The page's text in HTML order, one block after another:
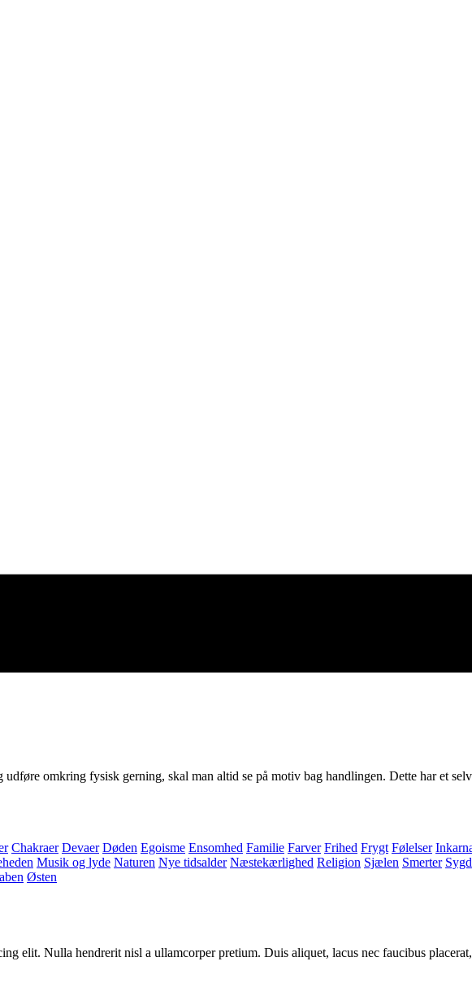
udføre omkring fysisk gerning, skal man altid se på motiv bag handlingen. Dette har et
Chakraer Devaer Døden Egoisme Ensomhed Familie Farver Frihed Frygt Følelser
Musik og lyde Naturen Nye tidsalder Næstekærlighed Religion Sjælen Smerter
Østen
elit. Nulla hendrerit nisl a ullamcorper pretium. Duis aliquet, lacus nec faucibus